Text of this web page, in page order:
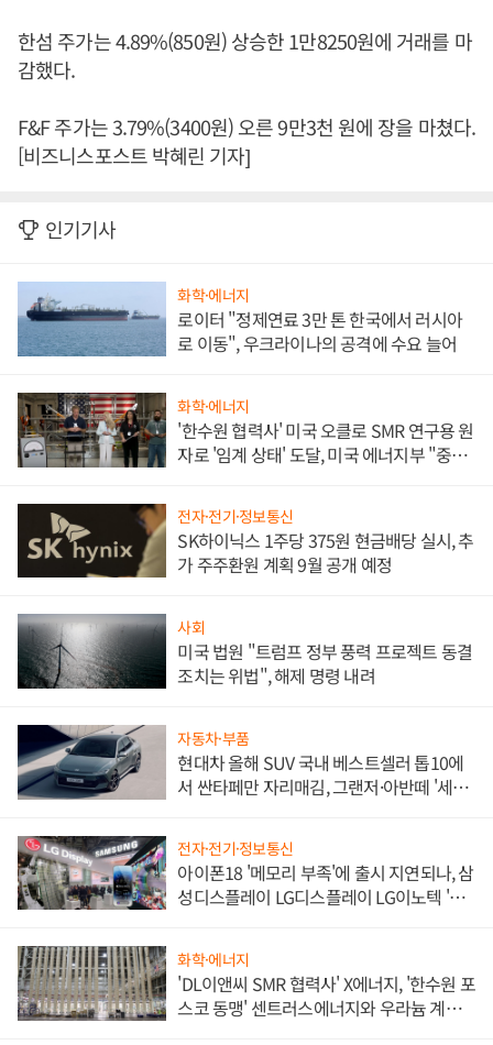
한섬 주가는 4.89%(850원) 상승한 1만8250원에 거래를 마
감했다.
F&F 주가는 3.79%(3400원) 오른 9만3천 원에 장을 마쳤다.
[비즈니스포스트 박혜린 기자]
인기기사
화학·에너지
로이터 "정제연료 3만 톤 한국에서 러시아
로 이동", 우크라이나의 공격에 수요 늘어
화학·에너지
'한수원 협력사' 미국 오클로 SMR 연구용 원
자로 '임계 상태' 도달, 미국 에너지부 "중요
전자·전기·정보통신
SK하이닉스 1주당 375원 현금배당 실시, 추
가 주주환원 계획 9월 공개 예정
사회
미국 법원 "트럼프 정부 풍력 프로젝트 동결
조치는 위법", 해제 명령 내려
자동차·부품
현대차 올해 SUV 국내 베스트셀러 톱10에
서 싼타페만 자리매김, 그랜저·아반떼 '세단
전자·전기·정보통신
아이폰18 '메모리 부족'에 출시 지연되나, 삼
성디스플레이 LG디스플레이 LG이노텍 '탈
화학·에너지
'DL이앤씨 SMR 협력사' X에너지, '한수원 포
스코 동맹' 센트러스에너지와 우라늄 계약